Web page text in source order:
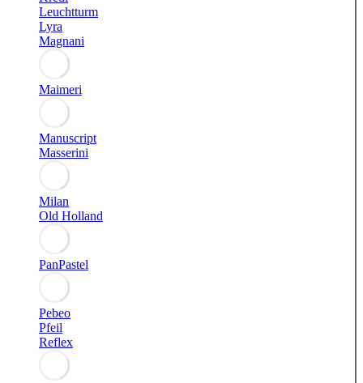
Leuchtturm
Lyra
Magnani
Maimeri
Manuscript
Masserini
Milan
Old Holland
PanPastel
Pebeo
Pfeil
Reflex